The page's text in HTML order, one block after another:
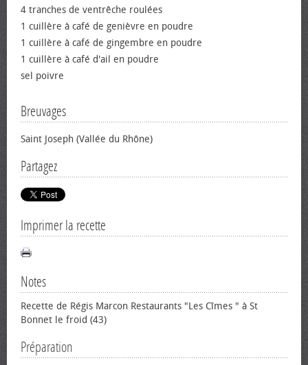
4 tranches de ventrêche roulées
1 cuillère à café de genièvre en poudre
1 cuillère à café de gingembre en poudre
1 cuillère à café d'ail en poudre
sel poivre
Breuvages
Saint Joseph (Vallée du Rhône)
Partagez
Imprimer la recette
Notes
Recette de Régis Marcon Restaurants "Les Cîmes " à St
Bonnet le froid (43)
Préparation